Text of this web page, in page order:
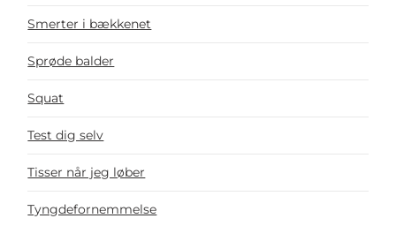
Smerter i bækkenet
Sprøde balder
Squat
Test dig selv
Tisser når jeg løber
Tyngdefornemmelse